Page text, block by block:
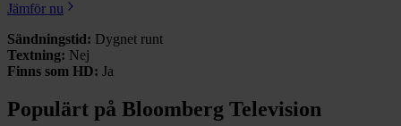
Jämför nu
Sändningstid: Dygnet runt
Textning: Nej
Finns som HD: Ja
Populärt på Bloomberg Television